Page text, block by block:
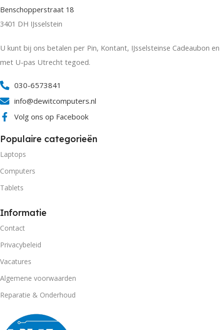
Benschopperstraat 18
3401 DH IJsselstein
U kunt bij ons betalen per Pin, Kontant, IJsselsteinse Cadeaubon en
met U-pas Utrecht tegoed.
030-6573841
info@dewitcomputers.nl
Volg ons op Facebook
Populaire categorieën
Laptops
Computers
Tablets
Informatie
Contact
Privacybeleid
Vacatures
Algemene voorwaarden
Reparatie & Onderhoud